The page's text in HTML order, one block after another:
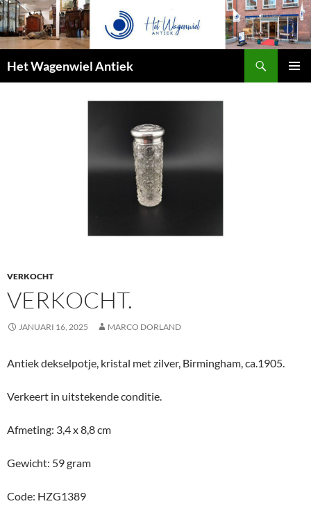
Het Wagenwiel Antiek
VERKOCHT
VERKOCHT.
JANUARI 16, 2025 MARCO DORLAND
Antiek dekselpotje, kristal met zilver, Birmingham, ca.1905.
Verkeert in uitstekende conditie.
Afmeting: 3,4 x 8,8 cm
Gewicht: 59 gram
Code: HZG1389